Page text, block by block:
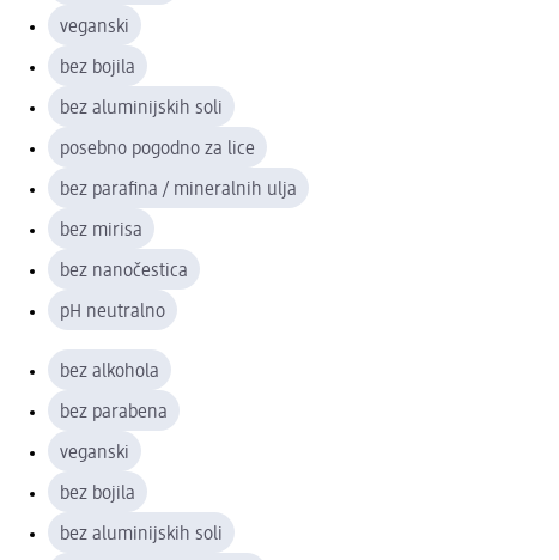
veganski
bez bojila
bez aluminijskih soli
posebno pogodno za lice
bez parafina / mineralnih ulja
bez mirisa
bez nanočestica
pH neutralno
bez alkohola
bez parabena
veganski
bez bojila
bez aluminijskih soli